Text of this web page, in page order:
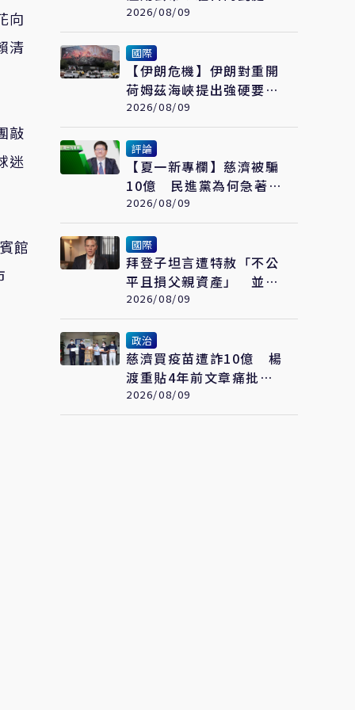
向
清
敲
迷
館
遭控203項爭議 外交部
啟動調查
2026/08/09
國際
【伊朗危機】伊朗對重開
荷姆茲海峽提出強硬要
求 協議仍遙不可及
2026/08/09
評論
【夏一新專欄】慈濟被騙
10億 民進黨為何急著把
箭射回台中？
2026/08/09
國際
拜登子坦言遭特赦「不公
平且損父親資產」 並揭
拜登癌症已擴散至骨骼
2026/08/09
政治
慈濟買疫苗遭詐10億 楊
渡重貼4年前文章痛批：
若非政府阻擋會這樣嗎？
2026/08/09